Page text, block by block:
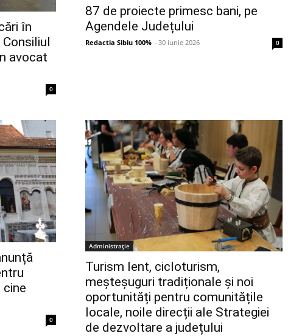
în
avocat
0
87 de proiecte primesc bani, pe
Agendele Județului
Redactia Sibiu 100% - 30 iunie 2026 0
0
Administrație
Turism lent, cicloturism,
meșteșuguri tradiționale și noi
oportunități pentru comunitățile
locale, noile direcții ale Strategiei
de dezvoltare a județului